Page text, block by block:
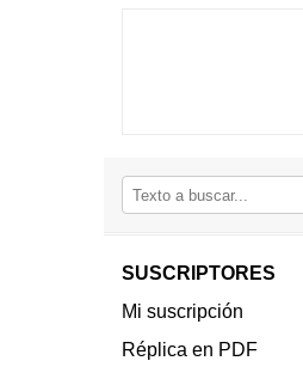
SUSCRIPTORES
Mi suscripción
Réplica en PDF